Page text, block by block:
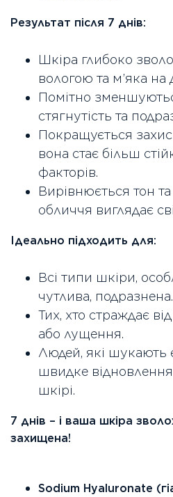
Результат після 7 днів:
Шкіра глибоко
вологою та м’яка на
Помітно
стягнутість та
Покращується
вона стає більш
факторів.
Вирівнюється тон
обличчя виглядає
Ідеально підходить для:
Всі типи шкіри,
чутлива, подразнена.
Тих, хто страждає від
або лущення.
Людей, які шукають
швидке
шкірі.
7 днів – і ваша шкіра
захищена!
Sodium Hyaluronate